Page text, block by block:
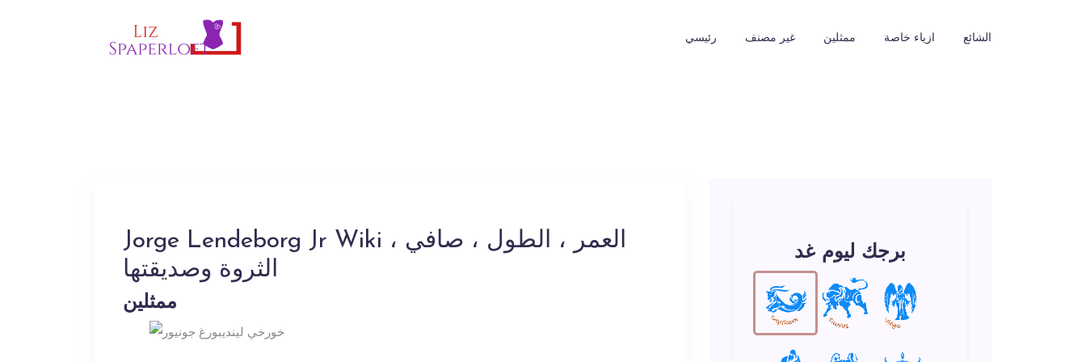
رئيسي غير مصنف ممثلين ازياء خاصة الشائع
Jorge Lendeborg Jr Wiki ، العمر ، الطول ، صافي
الثروة وصديقتها
ممثلين
برجك ليوم غد